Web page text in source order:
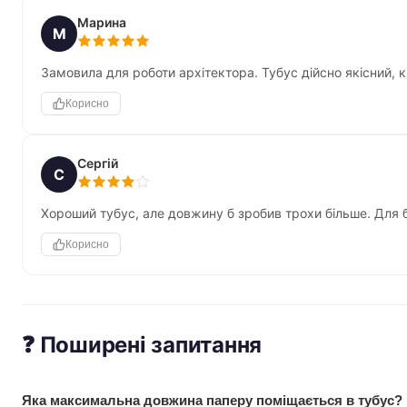
М
Марина
Замовила для роботи архітектора. Тубус дійсно
Корисно
С
Сергій
Хороший тубус, але довжину б зробив трохи більше. Для
Корисно
❓ Поширені запитання
Яка максимальна довжина паперу поміщається в тубус?